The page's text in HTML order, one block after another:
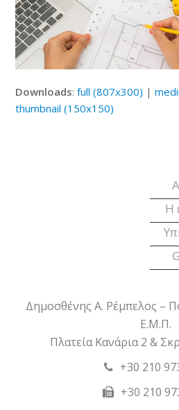
Downloads:full (807x300) |
thumbnail (150x150)
Η
Δημοσθένης Α. Ρέμπελος –
Ε.Μ.Π.
Πλατεία Κανάρια 2 &
+30 210
+30 210